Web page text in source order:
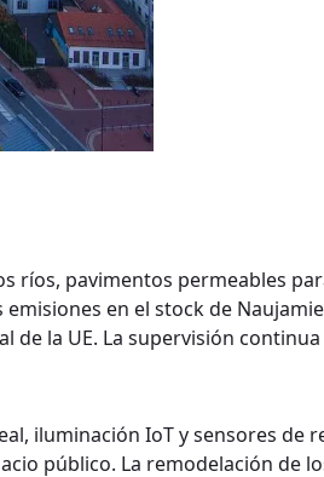
pavimentos permeables
en el stock de
de la UE. La supervisión
iluminación IoT y sensores de
público. La remodelación de